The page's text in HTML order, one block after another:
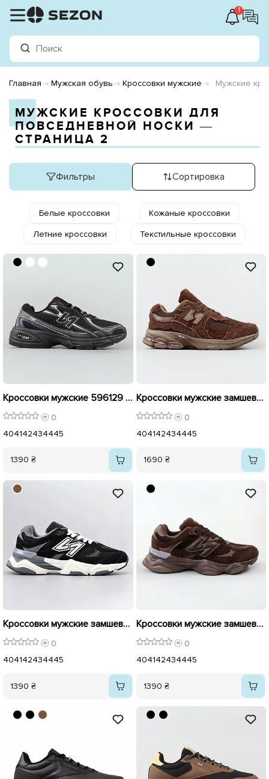
1
Главная Мужская обувь Кроссовки мужские Мужские
МУЖСКИЕ КРОССОВКИ ДЛЯ
ПОВСЕДНЕВНОЙ НОСКИ ―
СТРАНИЦА 2
Фильтры Сортировка
Белые кроссовки Кожаные кроссовки
Летние кроссовки Текстильные кроссовки
Кроссовки мужские 596129 Черные
0
404142434445
1390 ₴
Кроссовки мужские замшевые 596127 Коричневые
0
404142434445
1690 ₴
Кроссовки мужские замшевые 596131 Черные
0
404142434445
1390 ₴
Кроссовки мужские замшевые 596132 Коричневые.
0
404142434445
1390 ₴